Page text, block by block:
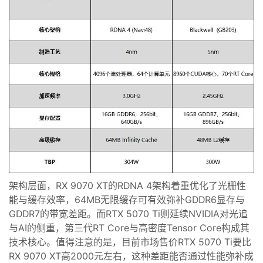
架构层面，RX 9070 XT的RDNA 4架构着重优化了光栅性
能与缓存效率，64MB无限缓存可有效弥补GDDR6显存与
GDDR7的带宽差距。而RTX 5070 Ti则延续NVIDIA对光追
与AI的侧重，第三代RT Core与高密度Tensor Core构成其
技术核心。值得注意的是，目前市场售价RTX 5070 Ti要比
RX 9070 XT高2000元左右，这种差距能否通过性能弥补成